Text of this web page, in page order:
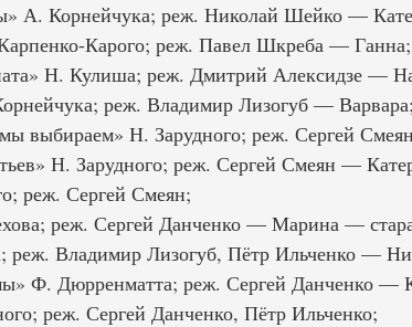
А. Корнейчука; реж. Николай Шейко —
Карого; реж. Павел Шкреба — Ганна;
Н. Кулиша; реж. Дмитрий Алексидзе —
реж. Владимир Лизогуб — Варвара;
выбираем» Н. Зарудного; реж. Сергей
Н. Зарудного; реж. Сергей Смеян —
реж. Сергей Смеян;
реж. Сергей Данченко — Марина —
реж. Владимир Лизогуб, Пётр Ильченко —
Ф. Дюрренматта; реж. Сергей Данченко —
реж. Сергей Данченко, Пётр Ильченко;